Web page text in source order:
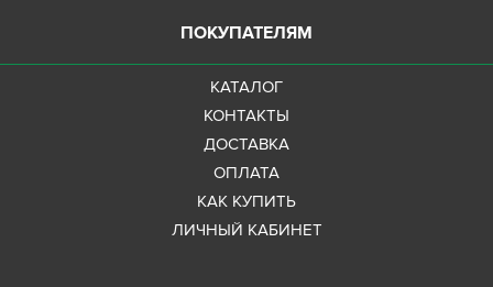
ПОКУПАТЕЛЯМ
КАТАЛОГ
КОНТАКТЫ
ДОСТАВКА
ОПЛАТА
КАК КУПИТЬ
ЛИЧНЫЙ КАБИНЕТ